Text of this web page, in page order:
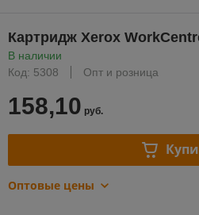
Картридж Xerox
В наличии
Код: 5308
Опт и розница
158,10 руб.
Оптовые цены